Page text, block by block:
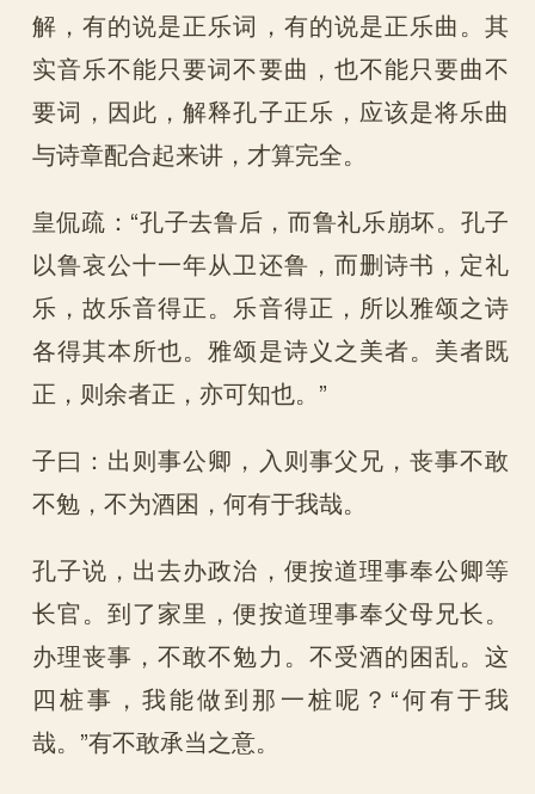
解，有的说是正乐词，有的说是正乐曲。其
实音乐不能只要词不要曲，也不能只要曲不
要词，因此，解释孔子正乐，应该是将乐曲
与诗章配合起来讲，才算完全。
皇侃疏：“孔子去鲁后，而鲁礼乐崩坏。孔子
以鲁哀公十一年从卫还鲁，而删诗书，定礼
乐，故乐音得正。乐音得正，所以雅颂之诗
各得其本所也。雅颂是诗义之美者。美者既
正，则余者正，亦可知也。”
子曰：出则事公卿，入则事父兄，丧事不敢
不勉，不为酒困，何有于我哉。
孔子说，出去办政治，便按道理事奉公卿等
长官。到了家里，便按道理事奉父母兄长。
办理丧事，不敢不勉力。不受酒的困乱。这
四桩事，我能做到那一桩呢？“何有于我
哉。”有不敢承当之意。